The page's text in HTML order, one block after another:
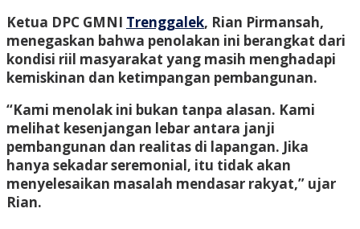
Ketua DPC GMNI Trenggalek, Rian Pirmansah,
menegaskan bahwa penolakan ini berangkat dari
kondisi riil masyarakat yang masih menghadapi
kemiskinan dan ketimpangan pembangunan.
“Kami menolak ini bukan tanpa alasan. Kami
melihat kesenjangan lebar antara janji
pembangunan dan realitas di lapangan. Jika
hanya sekadar seremonial, itu tidak akan
menyelesaikan masalah mendasar rakyat,” ujar
Rian.